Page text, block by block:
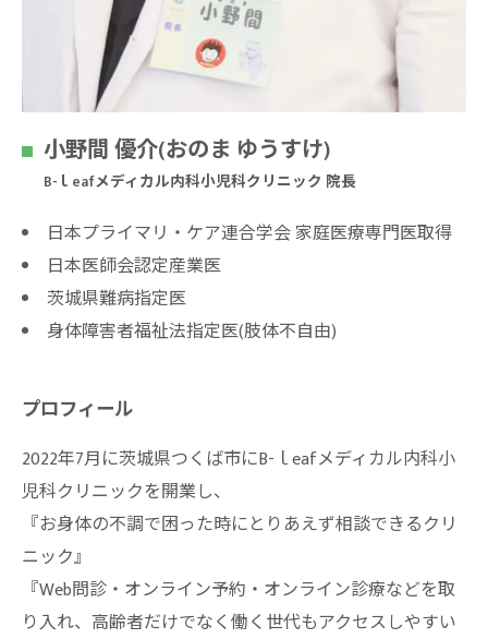
小野間 優介(おのま ゆうすけ)
B-ｌeafメディカル内科小児科クリニック 院長
日本プライマリ・ケア連合学会 家庭医療専門医取得
日本医師会認定産業医
茨城県難病指定医
身体障害者福祉法指定医(肢体不自由)
プロフィール
2022年7月に茨城県つくば市にB-ｌeafメディカル内科小
児科クリニックを開業し、
『お身体の不調で困った時にとりあえず相談できるクリ
ニック』
『Web問診・オンライン予約・オンライン診療などを取
り入れ、高齢者だけでなく働く世代もアクセスしやすい